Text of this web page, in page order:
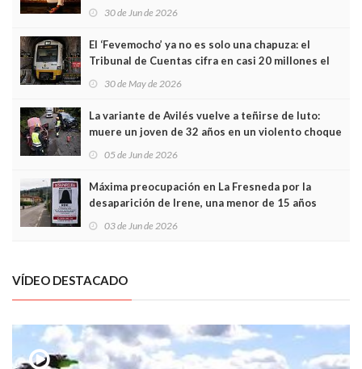
Asturias en Madrid
30 de Jun de 2026
El ‘Fevemocho’ ya no es solo una chapuza: el
Tribunal de Cuentas cifra en casi 20 millones el
sobrecoste de los trenes que no cabían por los
30 de May de 2026
La variante de Avilés vuelve a teñirse de luto:
muere un joven de 32 años en un violento choque
frontal
05 de Jun de 2026
Máxima preocupación en La Fresneda por la
desaparición de Irene, una menor de 15 años
03 de Jun de 2026
VÍDEO DESTACADO